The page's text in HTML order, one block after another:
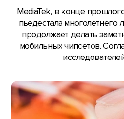
MediaTek, в конце
пьедестала многолетнего
продолжает делать
мобильных чипсетов.